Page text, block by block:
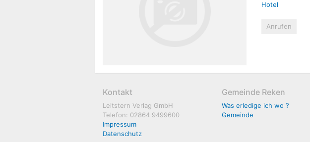
Hotel
Anrufen
Kontakt
Leitstern Verlag GmbH
Telefon: 02864 9499600
Impressum
Datenschutz
Gemeinde Reken
Was erledige ich wo ?
Gemeinde